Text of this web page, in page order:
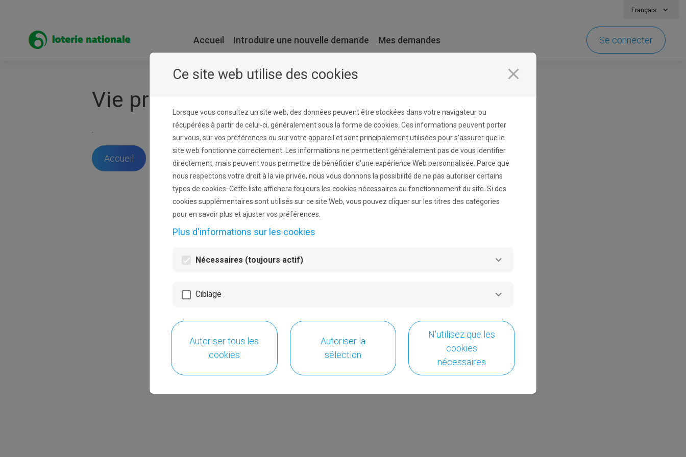
Français
Accueil Introduire une nouvelle demande Mes demandes Se connecter
Vie privée
.
Accueil
Ce site web utilise des cookies close
Lorsque vous consultez un site web, des données peuvent être stockées dans votre navigateur ou
récupérées à partir de celui-ci, généralement sous la forme de cookies. Ces informations peuvent porter
sur vous, sur vos préférences ou sur votre appareil et sont principalement utilisées pour s'assurer que le
site web fonctionne correctement. Les informations ne permettent généralement pas de vous identifier
directement, mais peuvent vous permettre de bénéficier d'une expérience Web personnalisée. Parce que
nous respectons votre droit à la vie privée, nous vous donnons la possibilité de ne pas autoriser certains
types de cookies. Cette liste affichera toujours les cookies nécessaires au fonctionnement du site. Si des
cookies supplémentaires sont utilisés sur ce site Web, vous pouvez cliquer sur les titres des catégories
pour en savoir plus et ajuster vos préférences.
Plus d'informations sur les cookies
Nécessaires (toujours actif)
Ciblage
Autoriser tous les
cookies
Autoriser la
sélection
N'utilisez que les
cookies
nécessaires